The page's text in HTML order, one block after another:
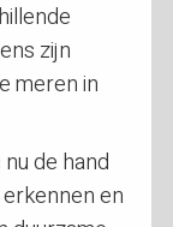
zijn
meren in
de hand
en